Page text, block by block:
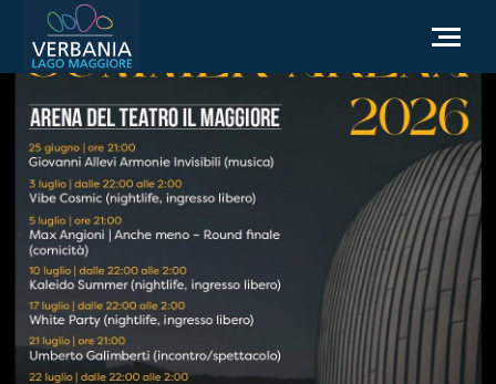
IT
Come raggiungerci
Infopoint Turistico
Meteo
Richiesta informazioni
Sito Istituzionale